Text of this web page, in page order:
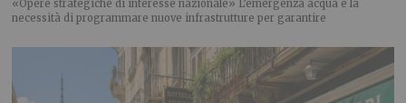
«Opere strategiche di interesse nazionale» L’emergenza acqua e la
necessità di programmare nuove infrastrutture per garantire